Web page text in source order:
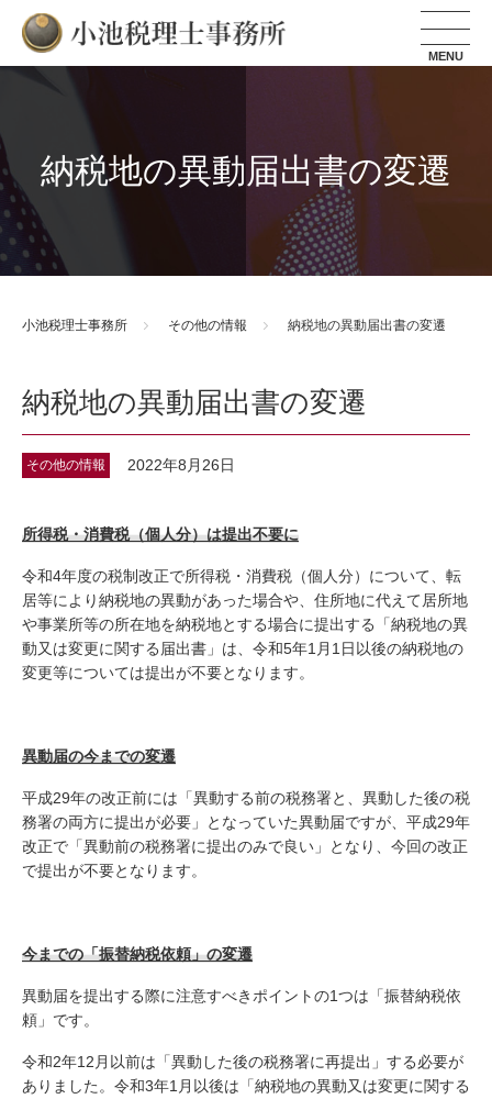
小池税理士事務所
納税地の異動届出書の変遷
小池税理士事務所 その他の情報 納税地の異動届出書の変遷
納税地の異動届出書の変遷
その他の情報 2022年8月26日
所得税・消費税（個人分）は提出不要に
令和4年度の税制改正で所得税・消費税（個人分）について、転
居等により納税地の異動があった場合や、住所地に代えて居所地
や事業所等の所在地を納税地とする場合に提出する「納税地の異
動又は変更に関する届出書」は、令和5年1月1日以後の納税地の
変更等については提出が不要となります。
異動届の今までの変遷
平成29年の改正前には「異動する前の税務署と、異動した後の税
務署の両方に提出が必要」となっていた異動届ですが、平成29年
改正で「異動前の税務署に提出のみで良い」となり、今回の改正
で提出が不要となります。
今までの「振替納税依頼」の変遷
異動届を提出する際に注意すべきポイントの1つは「振替納税依
頼」です。
令和2年12月以前は「異動した後の税務署に再提出」する必要が
ありました。令和3年1月以後は「納税地の異動又は変更に関する